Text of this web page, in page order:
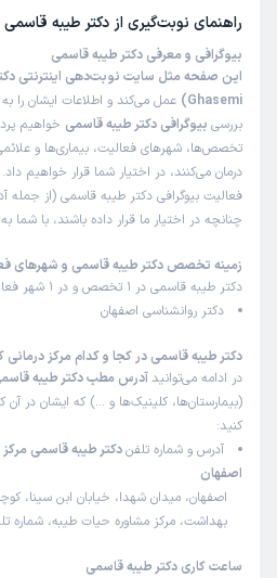
راهنمای نوبت‌گیری از دکتر طیبه قاسمی
بیوگرافی و معرفی دکتر طیبه قاسمی
Ghasemi)
عمل می‌کند و اطلاعات ایشان را
بررسی بیوگرافی دکتر طیبه قاسمی خواهیم
تخصص‌ها، شهرهای فعالیت، بیماری‌ها و
درمان می‌کنند، در اختیار شما قرار خواهیم
فعالیت بیوگرافی دکتر طیبه قاسمی (از
چنانچه در اختیار ما قرار داده باشند، با
زمینه تخصص دکتر طیبه قاسمی و شهرهای
دکتر طیبه قاسمی در 1 تخصص و در 1 شهر فعالیت دارند:
دکتر روانشناسی اصفهان
دکتر طیبه قاسمی در کجا و کدام مرکز درمانی
در ادامه می‌توانید آدرس مطب دکتر طیبه
(بیمارستان‌ها، کلینیک‌ها و …) که ایشان در
کنید:
آدرس و شماره تلفندکتر طیبه قاسمی
اصفهان
اصفهان، میدان شهدا، خیابان ابن سینا،
بهداشت، مرکز مشاوره حیات طیبه، شماره تلفن:
ساعت کاری دکتر طیبه قاسمی